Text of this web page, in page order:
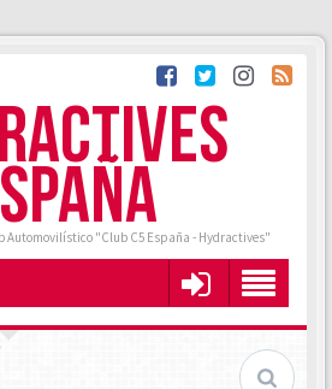
Automovilístico "Club C5 España - Hydractives"